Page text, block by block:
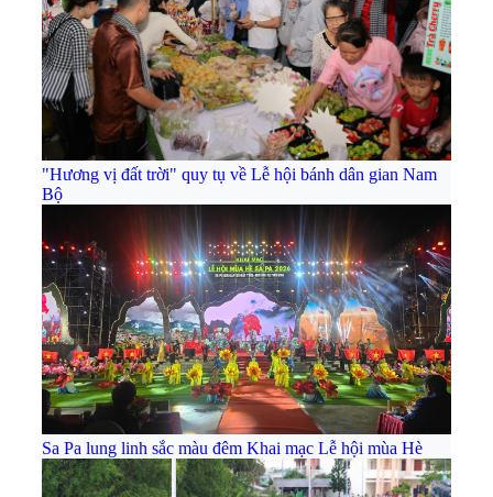
"Hương vị đất trời" quy tụ về Lễ hội bánh dân gian Nam
Bộ
Sa Pa lung linh sắc màu đêm Khai mạc Lễ hội mùa Hè